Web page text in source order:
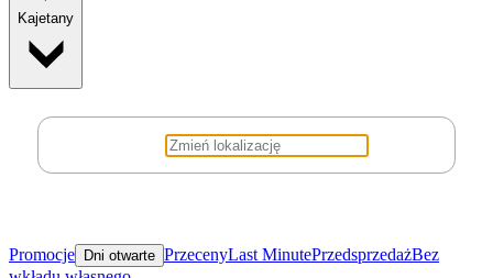
Kajetany
Promocje Dni otwarte PrzecenyLast MinutePrzedsprzedażBez